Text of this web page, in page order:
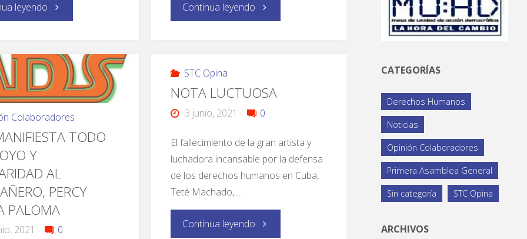
leyendo Continua leyendo
Colaboradores
TODO
Y
AL
PERCY
PALOMA
2021 0
STC Opina
NOTA LUCTUOSA
3 junio, 2021 0
El fallecimiento de la gran artista y
luchadora incansable por la defensa
de los derechos humanos en Cuba,
Teté Machado, …
Continua leyendo
CATEGORÍAS
Derechos Humanos
Noticias
Opinión Colaboradores
Primera Asamblea General
Sin categoría STC Opina
ARCHIVOS